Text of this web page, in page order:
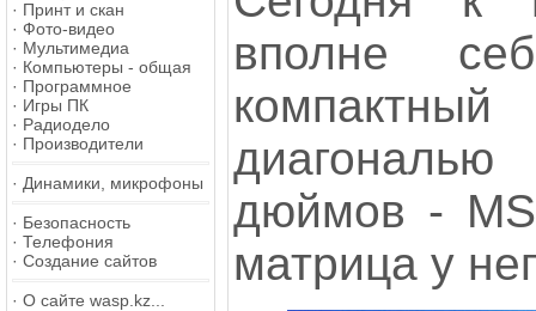
· Принт и скан
· Фото-видео
· Мультимедиа
· Компьютеры - общая
· Программное
· Игры ПК
· Радиодело
· Производители
· Динамики, микрофоны
· Безопасность
· Телефония
· Создание сайтов
· О сайте wasp.kz...
вполне
дюймов -
матрица у